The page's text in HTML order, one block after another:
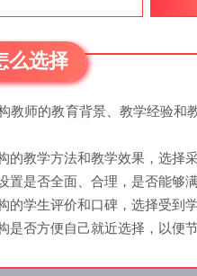
么选择
教师的教育背景、教学经验
的教学方法和教学效果，选择
置是否全面、合理，是否能够
的学生评价和口碑，选择受到
是否方便自己就近选择，以便